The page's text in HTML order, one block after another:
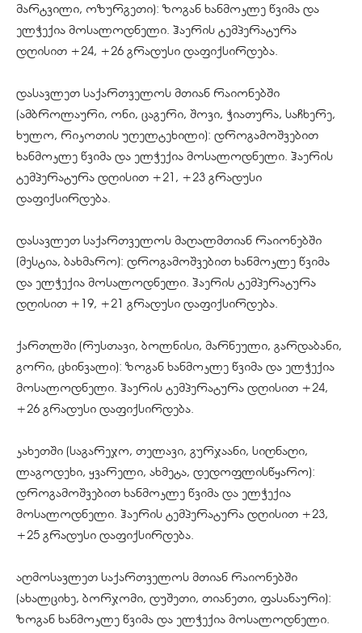
მარტვილი, ოზურგეთი): ზოგან ხანმოკლე წვიმა და
ელჭექია მოსალოდნელი. ჰაერის ტემპერატურა
დღისით +24, +26 გრადუსი დაფიქსირდება.
დასავლეთ საქართველოს მთიან რაიონებში
(ამბროლაური, ონი, ცაგერი, შოვი, ჭიათურა, საჩხერე,
ხულო, რიკოთის უღელტეხილი): დროგამოშვებით
ხანმოკლე წვიმა და ელჭექია მოსალოდნელი. ჰაერის
ტემპერატურა დღისით +21, +23 გრადუსი
დაფიქსირდება.
დასავლეთ საქართველოს მაღალმთიან რაიონებში
(მესტია, ბახმარო): დროგამოშვებით ხანმოკლე წვიმა
და ელჭექია მოსალოდნელი. ჰაერის ტემპერატურა
დღისით +19, +21 გრადუსი დაფიქსირდება.
ქართლში (რუსთავი, ბოლნისი, მარნეული, გარდაბანი,
გორი, ცხინვალი): ზოგან ხანმოკლე წვიმა და ელჭექია
მოსალოდნელი. ჰაერის ტემპერატურა დღისით +24,
+26 გრადუსი დაფიქსირდება.
კახეთში (საგარეჯო, თელავი, გურჯაანი, სიღნაღი,
ლაგოდეხი, ყვარელი, ახმეტა, დედოფლისწყარო):
დროგამოშვებით ხანმოკლე წვიმა და ელჭექია
მოსალოდნელი. ჰაერის ტემპერატურა დღისით +23,
+25 გრადუსი დაფიქსირდება.
აღმოსავლეთ საქართველოს მთიან რაიონებში
(ახალციხე, ბორჯომი, დუშეთი, თიანეთი, ფასანაური):
ზოგან ხანმოკლე წვიმა და ელჭექია მოსალოდნელი.